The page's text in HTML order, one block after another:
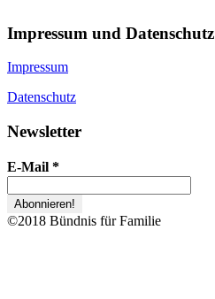
Impressum und Datenschutz
Impressum
Datenschutz
Newsletter
E-Mail *
©2018 Bündnis für Familie